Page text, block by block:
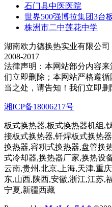
石门县中医医院
世界500强博拉集团3台
株洲市二中莲花中学
湖南欧力德换热实业有限公司
2008-2017
法律声明：本网站部分内容
们立即删除；本网站严格遵
当之处，请告知！我们立即删
湘ICP备18006217号
板式换热器,板式换热器机组,
接板式换热器,钎焊板式换热
换热器,容积式换热器,盘管换
式冷却器,换热器厂家,换热设
云南,贵州,北京,上海,天津,重
东,山西,陕西,安徽,浙江,江苏,
宁夏,新疆西藏